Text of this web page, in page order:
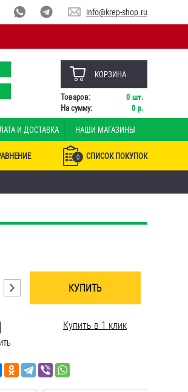
info@krep-shop.ru
КОРЗИНА
Товаров: 0 шт.
На сумму:
0 р.
И ДОСТАВКА НАШИ МАГАЗИНЫ
0 СПИСОК ПОКУПОК
КУПИТЬ
Купить в 1 клик